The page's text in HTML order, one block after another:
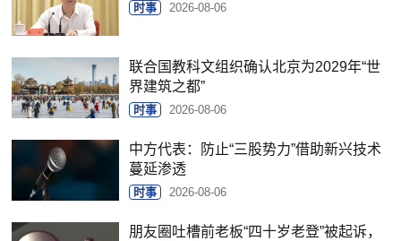
时事 2026-08-06
联合国教科文组织确认北京为2029年“世
界建筑之都”
时事 2026-08-06
中方代表：防止“三股势力”借助新兴技术
蔓延渗透
时事 2026-08-06
朋友圈吐槽前老板“四十岁老登”被起诉，